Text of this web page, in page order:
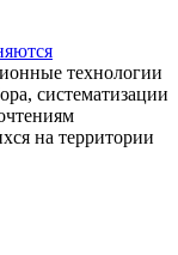
технологии
систематизации
на территории